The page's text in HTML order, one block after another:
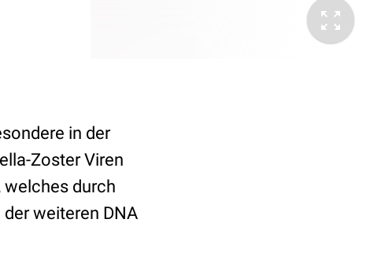
in der
Zoster Viren
welches durch
weiteren DNA